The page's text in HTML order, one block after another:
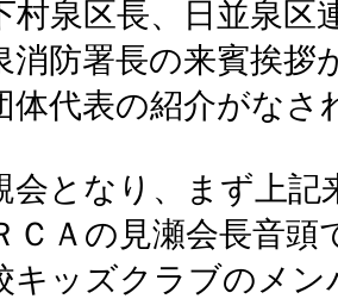
村泉区長、日並泉区
消防署長の来賓挨拶
体代表の紹介がなさ
となり、まず上記
ＣＡの 見瀬会長音頭
キッズクラブのメン